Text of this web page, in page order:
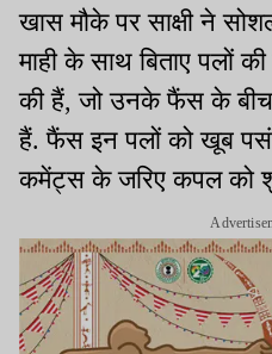
खास मौके पर साक्षी ने
माही के साथ बिताए पलों
की हैं, जो उनके फैंस के बीच
हैं. फैंस इन पलों को खूब
कमेंट्स के जरिए कपल को